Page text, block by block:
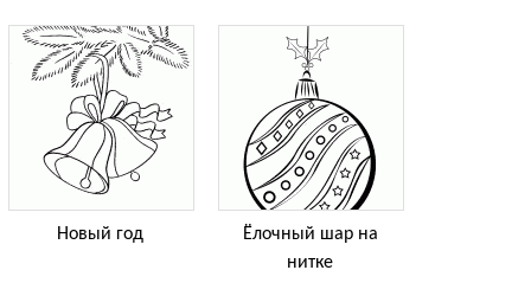
Новый год
Ёлочный шар на
нитке